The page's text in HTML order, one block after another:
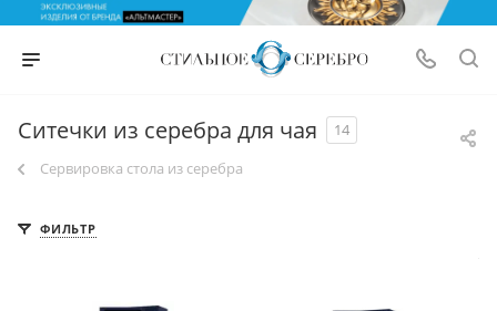
Ситечки из серебра для чая
14
Сервировка стола из серебра
ФИЛЬТР